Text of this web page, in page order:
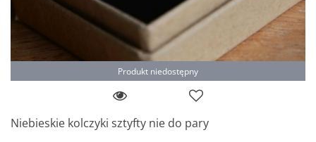
Produkt niedostępny
Niebieskie kolczyki sztyfty nie do pary